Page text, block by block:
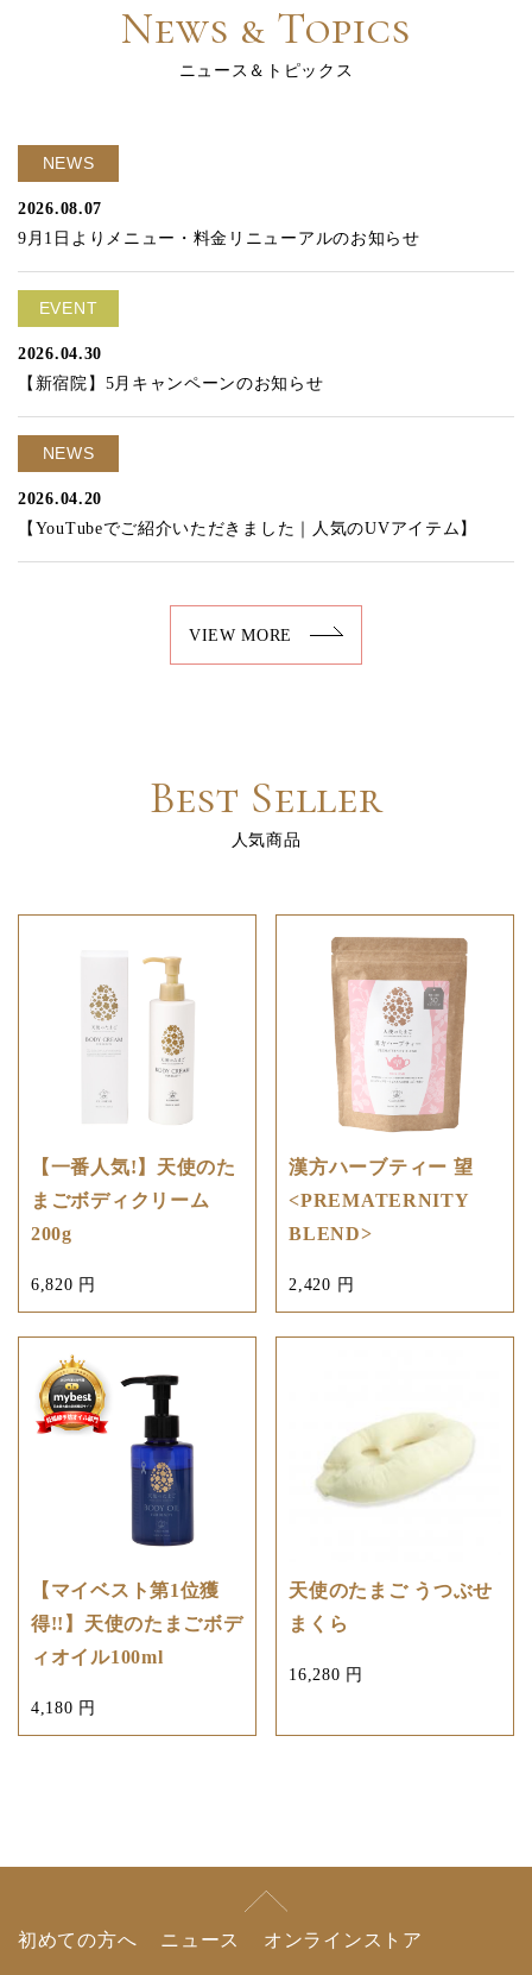
News & Topics
ニュース＆トピックス
NEWS
2026.08.07
9月1日よりメニュー・料金リニューアルのお知らせ
EVENT
2026.04.30
【新宿院】5月キャンペーンのお知らせ
NEWS
2026.04.20
【YouTubeでご紹介いただきました｜人気のUVアイテム】
VIEW MORE
Best Seller
人気商品
【一番人気!】天使のた
まごボディクリーム
200g
6,820 円
漢方ハーブティー 望
<PREMATERNITY
BLEND>
2,420 円
【マイベスト第1位獲
得!!】天使のたまごボデ
ィオイル100ml
4,180 円
天使のたまご うつぶせ
まくら
16,280 円
初めての方へ ニュース オンラインストア